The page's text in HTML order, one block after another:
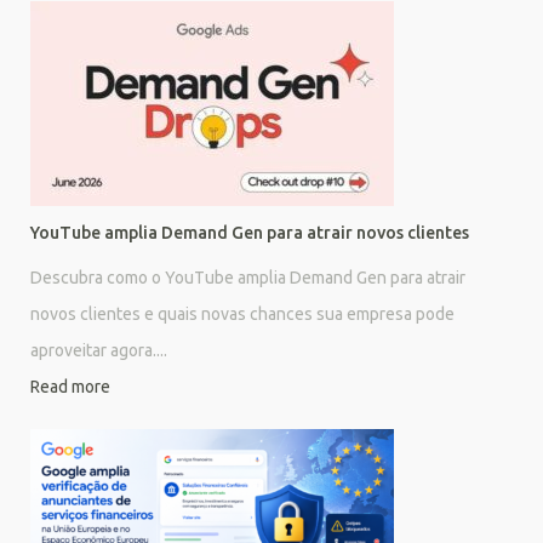
YouTube amplia Demand Gen para atrair novos clientes
Descubra como o YouTube amplia Demand Gen para atrair
novos clientes e quais novas chances sua empresa pode
aproveitar agora....
Read more